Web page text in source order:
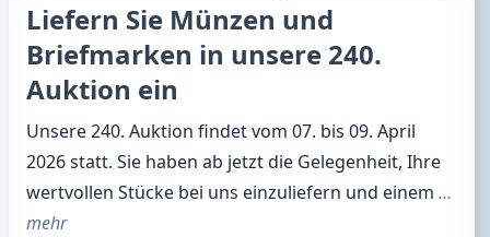
Liefern Sie Münzen und
Briefmarken in unsere 240.
Auktion ein
Unsere 240. Auktion findet vom 07. bis 09. April
2026 statt. Sie haben ab jetzt die Gelegenheit, Ihre
wertvollen Stücke bei uns einzuliefern und einem …
mehr